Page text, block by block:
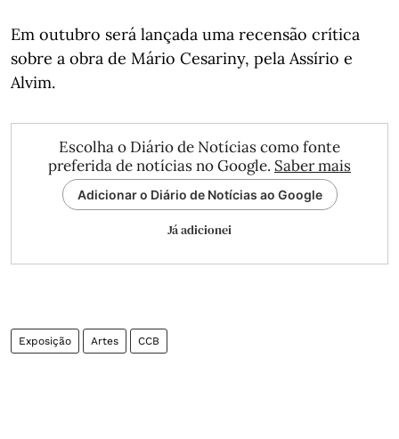
Em outubro será lançada uma recensão crítica
sobre a obra de Mário Cesariny, pela Assírio e
Alvim.
Escolha o Diário de Notícias como fonte
preferida de notícias no Google. Saber mais
Adicionar o Diário de Notícias ao Google
Já adicionei
Exposição Artes CCB